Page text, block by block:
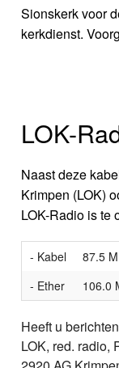
Sionskerk voor
kerkdienst.
LOK-
Naast deze
Krimpen (LOK)
LOK-Radio is te
- Kabel 87.5
- Ether
106.0
Heeft u
LOK, red. radio,